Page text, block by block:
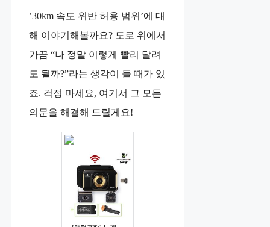
’30km 속도 위반 허용 범위’에 대
해 이야기해볼까요? 도로 위에서
가끔 “나 정말 이렇게 빨리 달려
도 될까?”라는 생각이 들 때가 있
죠. 걱정 마세요, 여기서 그 모든
의문을 해결해 드릴게요!